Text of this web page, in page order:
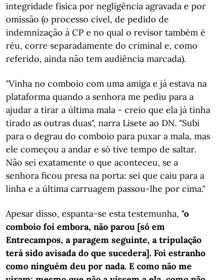
integridade física por negligência agravada e por
omissão (o processo cível, de pedido de
indemnização à CP e no qual o revisor também é
réu, corre separadamente do criminal e, como
referido, ainda não tem audiência marcada).
"Vinha no comboio com uma amiga e já estava na
plataforma quando a senhora me pediu para a
ajudar a tirar a última mala - creio que ela já tinha
tirado as outras duas", narra Lisete ao DN. "Subi
para o degrau do comboio para puxar a mala, mas
ele começou a andar e só tive tempo de saltar.
Não sei exatamente o que aconteceu, se a
senhora ficou presa na porta: sei que caiu para a
linha e a última carruagem passou-lhe por cima."
Apesar disso, espanta-se esta testemunha, "o
comboio foi embora, não parou [só em
Entrecampos, a paragem seguinte, a tripulação
terá sido avisada do que sucedera]. Foi estranho
como ninguém deu por nada. E como não me